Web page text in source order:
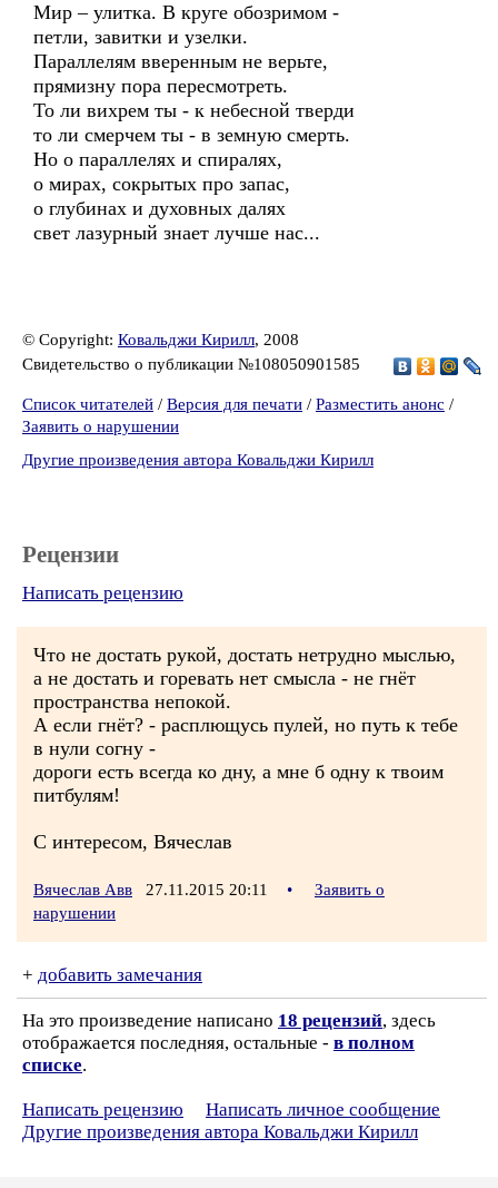
Мир – улитка. В круге обозримом -
петли, завитки и узелки.
Параллелям вверенным не верьте,
прямизну пора пересмотреть.
То ли вихрем ты - к небесной тверди
то ли смерчем ты - в земную смерть.
Но о параллелях и спиралях,
о мирах, сокрытых про запас,
о глубинах и духовных далях
свет лазурный знает лучше нас...
© Copyright: Ковальджи Кирилл, 2008
Свидетельство о публикации №108050901585
Список читателей / Версия для печати / Разместить анонс /
Заявить о нарушении
Другие произведения автора Ковальджи Кирилл
Рецензии
Написать рецензию
Что не достать рукой, достать нетрудно мыслью,
а не достать и горевать нет смысла - не гнёт
пространства непокой.
А если гнёт? - расплющусь пулей, но путь к тебе
в нули согну -
дороги есть всегда ко дну, а мне б одну к твоим
питбулям!
С интересом, Вячеслав
Вячеслав Авв 27.11.2015 20:11 •
Заявить о
нарушении
+ добавить замечания
На это произведение написано 18 рецензий, здесь
отображается последняя, остальные - в полном
списке.
Написать рецензию
Написать личное сообщение
Другие произведения автора Ковальджи Кирилл